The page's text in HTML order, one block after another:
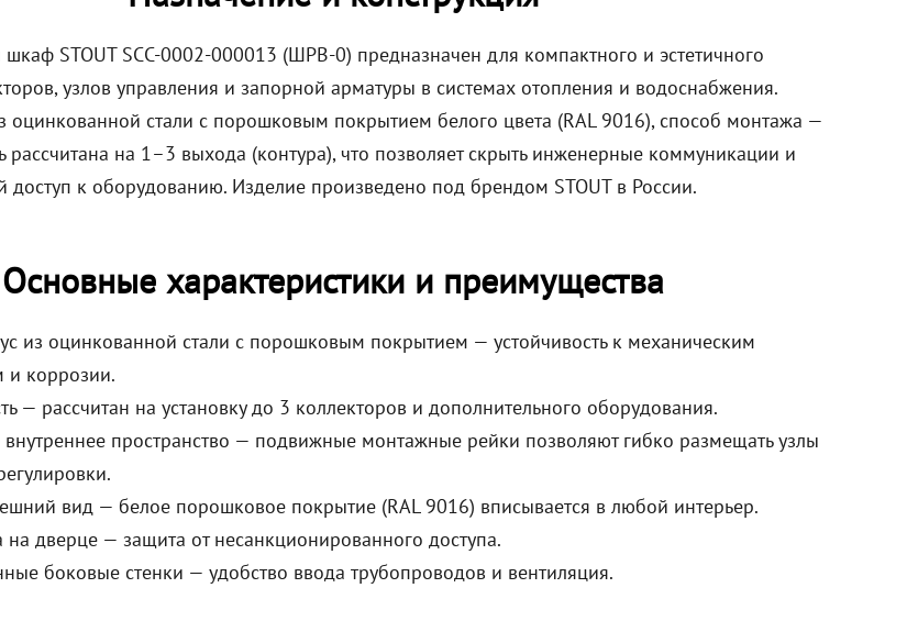
шкаф STOUT SCC-0002-000013 (ШРВ-0) предназначен для компактного и эстетичного
узлов управления и запорной арматуры в системах отопления и водоснабжения.
оцинкованной стали с порошковым покрытием белого цвета (RAL 9016), способ монтажа —
рассчитана на 1–3 выхода (контура), что позволяет скрыть инженерные коммуникации и
доступ к оборудованию. Изделие произведено под брендом STOUT в России.
Основные характеристики и преимущества
из оцинкованной стали с порошковым покрытием — устойчивость к механическим
и коррозии.
— рассчитан на установку до 3 коллекторов и дополнительного оборудования.
пространство — подвижные монтажные рейки позволяют гибко размещать узлы
вид — белое порошковое покрытие (RAL 9016) вписывается в любой интерьер.
на дверце — защита от несанкционированного доступа.
боковые стенки — удобство ввода трубопроводов и вентиляция.